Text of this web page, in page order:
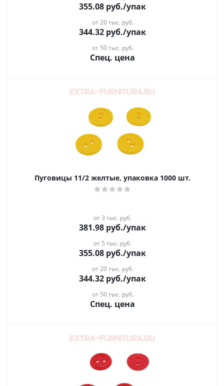
355.08 руб./упак
от 20 тыс. руб.
344.32 руб./упак
от 50 тыс. руб.
Спец. цена
Пуговицы 11/2 желтые, упаковка 1000 шт.
от 3 тыс. руб.
381.98 руб./упак
от 5 тыс. руб.
355.08 руб./упак
от 20 тыс. руб.
344.32 руб./упак
от 50 тыс. руб.
Спец. цена